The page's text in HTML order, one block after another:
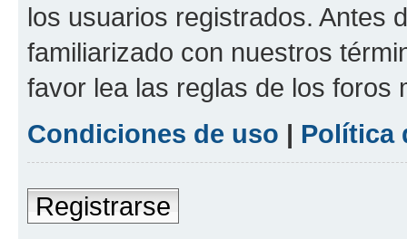
los usuarios registrados. Antes
familiarizado con nuestros
favor lea las reglas de los foros
Condiciones de uso | Política
Registrarse